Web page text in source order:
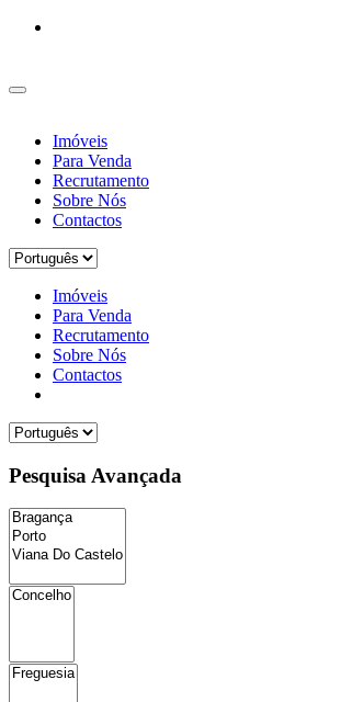
Imóveis
Para Venda
Recrutamento
Sobre Nós
Contactos
Imóveis
Para Venda
Recrutamento
Sobre Nós
Contactos
Pesquisa Avançada